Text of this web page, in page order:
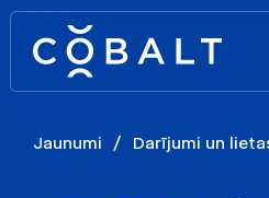
Jaunumi / Darījumi un